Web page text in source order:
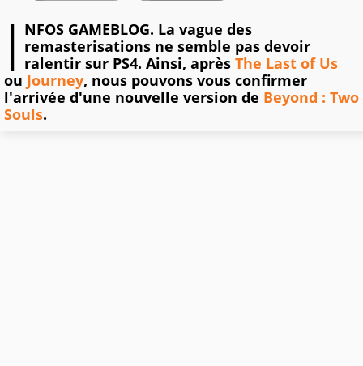
I NFOS GAMEBLOG. La vague des
remasterisations ne semble pas devoir
ralentir sur PS4. Ainsi, après The Last of Us
ou Journey, nous pouvons vous confirmer
l'arrivée d'une nouvelle version de Beyond : Two
Souls.